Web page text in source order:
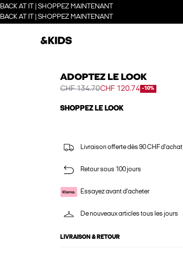
BACK AT IT | SHOPPEZ MAINTENANT
BACK AT IT | SHOPPEZ MAINTENANT
ADOPTEZ LE LOOK
CHF 134.70CHF 120.74 -10%
SHOPPEZ LE LOOK
Livraison offerte dès 90 CHF d'achat
Retour sous 100 jours
Essayez avant d'acheter
De nouveaux articles tous les jours
LIVRAISON & RETOUR